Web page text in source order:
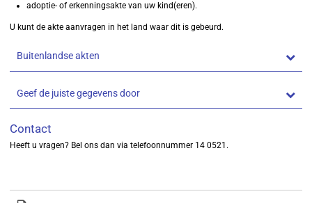
adoptie- of erkenningsakte van uw kind(eren).
U kunt de akte aanvragen in het land waar dit is gebeurd.
Buitenlandse akten
Geef de juiste gegevens door
Contact
Heeft u vragen? Bel ons dan via telefoonnummer 14 0521.